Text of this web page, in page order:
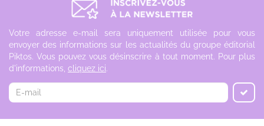
Votre adresse e-mail sera uniquement utilisée pour vous
envoyer des informations sur les actualités du groupe éditorial
Piktos. Vous pouvez vous désinscrire à tout moment. Pour plus
d'informations, cliquez ici.